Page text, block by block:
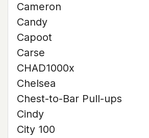
Cameron
Candy
Capoot
Carse
CHAD1000x
Chelsea
Chest-to-Bar Pull-ups
Cindy
City 100